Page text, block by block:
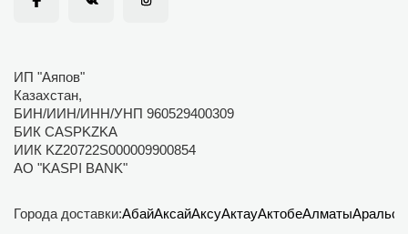
ИП "Аяпов"
Казахстан,
БИН/ИИН/ИНН/УНП 960529400309
БИК CASPKZKA
ИИК KZ20722S000009900854
АО "KASPI BANK"
Города доставки:АбайАксайАксуАктауАктобеАлматыАральск